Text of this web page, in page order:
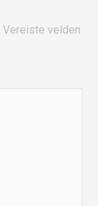
Vereiste velden